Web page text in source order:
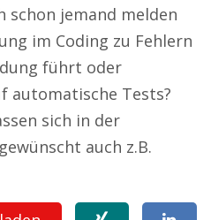
schon jemand melden
im Coding zu Fehlern
führt oder
automatische Tests?
sich in der
auch z.B.